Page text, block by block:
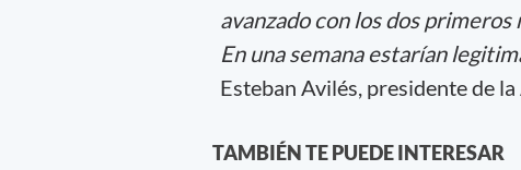
avanzado con los dos
En una semana estarían
Esteban Avilés, presidente de
TAMBIÉN TE PUEDE INTERESAR